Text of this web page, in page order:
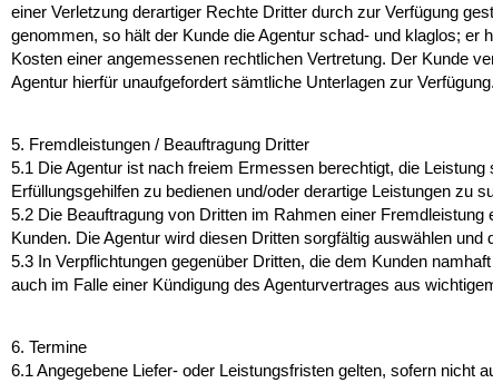
einer Verletzung derartiger Rechte Dritter durch zur Verfügung
genommen, so hält der Kunde die Agentur schad- und klaglos;
Kosten einer angemessenen rechtlichen Vertretung. Der Kunde
Agentur hierfür unaufgefordert sämtliche Unterlagen zur Verfügung.
5. Fremdleistungen / Beauftragung Dritter
5.1 Die Agentur ist nach freiem Ermessen berechtigt, die
Erfüllungsgehilfen zu bedienen und/oder derartige Leistungen zu
5.2 Die Beauftragung von Dritten im Rahmen einer
Kunden. Die Agentur wird diesen Dritten sorgfältig auswählen
5.3 In Verpflichtungen gegenüber Dritten, die dem Kunden
auch im Falle einer Kündigung des Agenturvertrages aus
6. Termine
6.1 Angegebene Liefer- oder Leistungsfristen gelten, sofern nicht